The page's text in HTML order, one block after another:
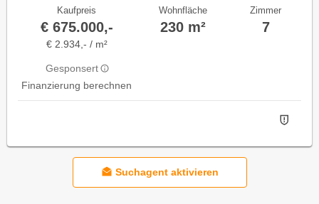
Kaufpreis
€ 675.000,-
€ 2.934,- / m²
Gesponsert
Finanzierung berechnen
Wohnfläche
230 m²
Zimmer
7
Suchagent aktivieren